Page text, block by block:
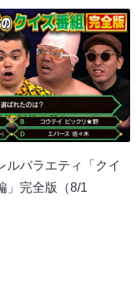
ルバラエティ「クイ
」完全版（8/1